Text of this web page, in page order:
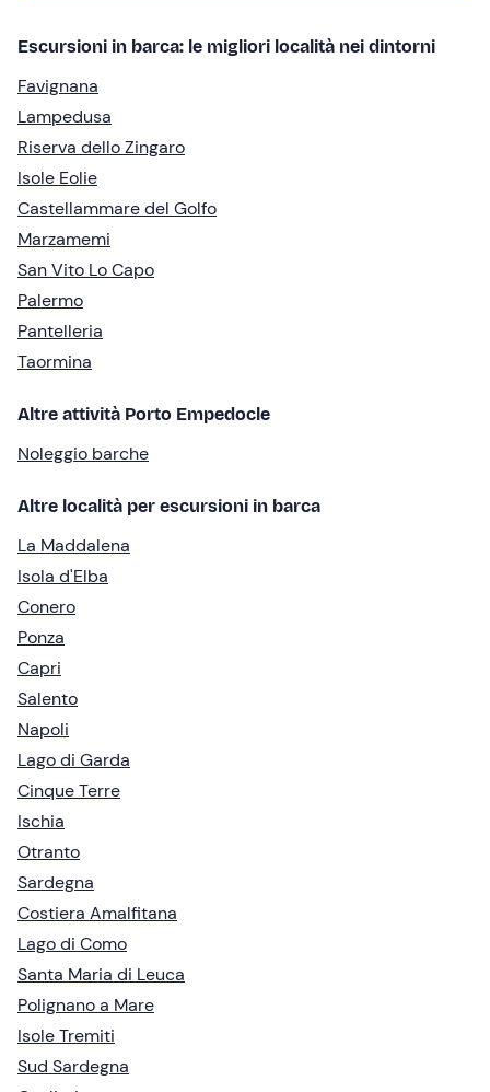
Escursioni in barca: le migliori località nei dintorni
Favignana
Lampedusa
Riserva dello Zingaro
Isole Eolie
Castellammare del Golfo
Marzamemi
San Vito Lo Capo
Palermo
Pantelleria
Taormina
Altre attività Porto Empedocle
Noleggio barche
Altre località per escursioni in barca
La Maddalena
Isola d'Elba
Conero
Ponza
Capri
Salento
Napoli
Lago di Garda
Cinque Terre
Ischia
Otranto
Sardegna
Costiera Amalfitana
Lago di Como
Santa Maria di Leuca
Polignano a Mare
Isole Tremiti
Sud Sardegna